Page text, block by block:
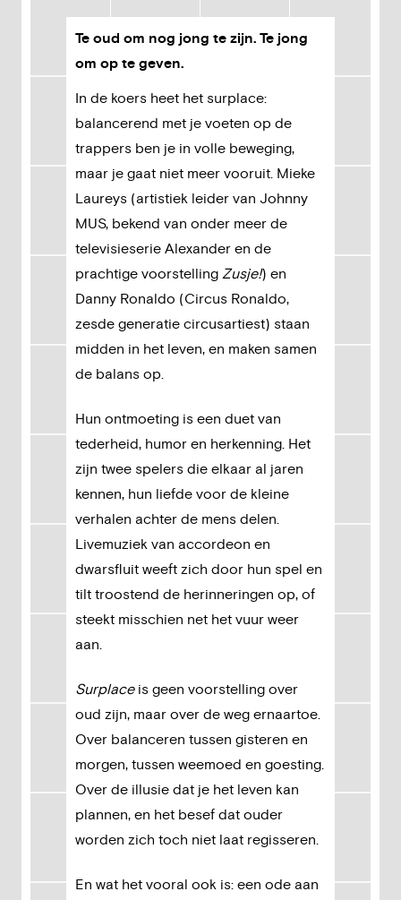
Te oud om nog jong te zijn. Te jong
om op te geven.
In de koers heet het surplace:
balancerend met je voeten op de
trappers ben je in volle beweging,
maar je gaat niet meer vooruit. Mieke
Laureys (artistiek leider van Johnny
MUS, bekend van onder meer de
televisieserie Alexander en de
prachtige voorstelling Zusje!) en
Danny Ronaldo (Circus Ronaldo,
zesde generatie circusartiest) staan
midden in het leven, en maken samen
de balans op.
Hun ontmoeting is een duet van
tederheid, humor en herkenning. Het
zijn twee spelers die elkaar al jaren
kennen, hun liefde voor de kleine
verhalen achter de mens delen.
Livemuziek van accordeon en
dwarsfluit weeft zich door hun spel en
tilt troostend de herinneringen op, of
steekt misschien net het vuur weer
aan.
Surplace is geen voorstelling over
oud zijn, maar over de weg ernaartoe.
Over balanceren tussen gisteren en
morgen, tussen weemoed en goesting.
Over de illusie dat je het leven kan
plannen, en het besef dat ouder
worden zich toch niet laat regisseren.
En wat het vooral ook is: een ode aan